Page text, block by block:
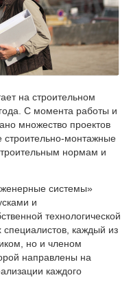
на строительном
С момента работы и
множество проектов
монтажные
нормам и
системы»
и
технологической
каждый из
но и членом
направлены на
каждого